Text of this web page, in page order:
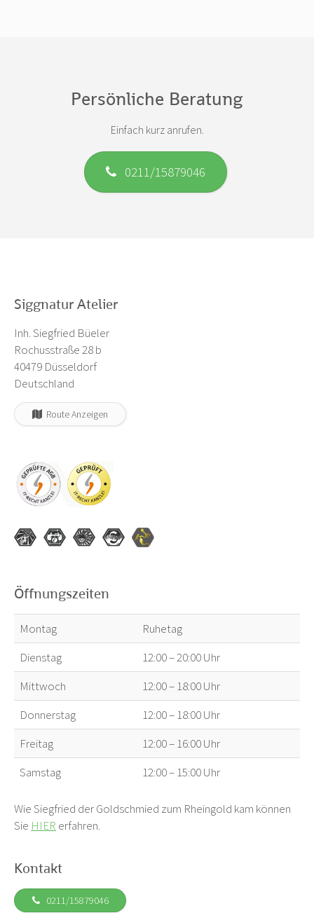
Persönliche Beratung
Einfach kurz anrufen.
0211/15879046
Siggnatur Atelier
Inh. Siegfried Büeler
Rochusstraße 28 b
40479 Düsseldorf
Deutschland
Route Anzeigen
Öffnungszeiten
Montag
Ruhetag
Dienstag
12:00 – 20:00 Uhr
Mittwoch
12:00 – 18:00 Uhr
Donnerstag
12:00 – 18:00 Uhr
Freitag
12:00 – 16:00 Uhr
Samstag
12:00 – 15:00 Uhr
Wie Siegfried der Goldschmied zum Rheingold kam können
Sie HIER erfahren.
Kontakt
0211/15879046